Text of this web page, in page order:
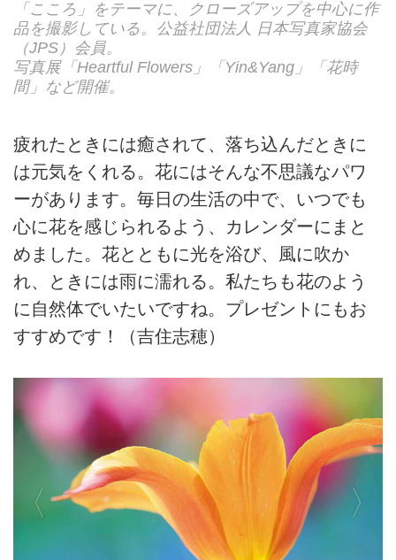
「こころ」をテーマに、クローズアップを中心に作
品を撮影している。公益社団法人 日本写真家協会
（JPS）会員。
写真展「Heartful Flowers」「Yin&Yang」「花時
間」など開催。
疲れたときには癒されて、落ち込んだときに
は元気をくれる。花にはそんな不思議なパワ
ーがあります。毎日の生活の中で、いつでも
心に花を感じられるよう、カレンダーにまと
めました。花とともに光を浴び、風に吹か
れ、ときには雨に濡れる。私たちも花のよう
に自然体でいたいですね。プレゼントにもお
すすめです！（吉住志穂）